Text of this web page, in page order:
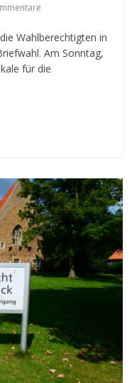
Wahlberechtigten in
Am Sonntag,
für die